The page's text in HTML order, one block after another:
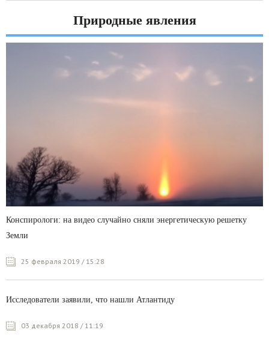
Природные явления
Конспирологи: на видео случайно сняли энергетическую решетку
Земли
25 февраля 2019 / 15:28
Исследователи заявили, что нашли Атлантиду
03 декабря 2018 / 11:19